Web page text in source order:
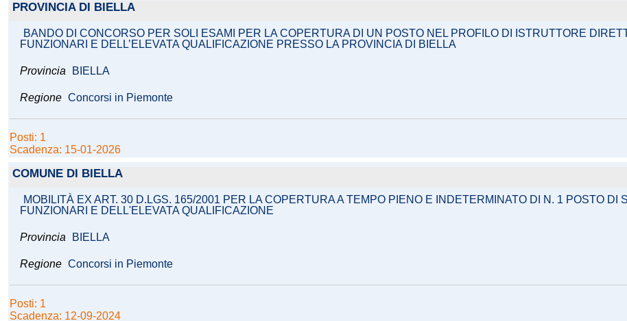
PROVINCIA DI BIELLA
BANDO DI CONCORSO PER SOLI ESAMI PER LA COPERTURA DI UN POSTO NEL PROFILO DI ISTRUTTORE
FUNZIONARI E DELL’ELEVATA QUALIFICAZIONE PRESSO LA PROVINCIA DI BIELLA
Provincia BIELLA
Regione Concorsi in Piemonte
Posti: 1
Scadenza: 15-01-2026
COMUNE DI BIELLA
MOBILITÀ EX ART. 30 D.LGS. 165/2001 PER LA COPERTURA A TEMPO PIENO E INDETERMINATO DI N. 1 POSTO DI
FUNZIONARI E DELL'ELEVATA QUALIFICAZIONE
Provincia BIELLA
Regione Concorsi in Piemonte
Posti: 1
Scadenza: 12-09-2024